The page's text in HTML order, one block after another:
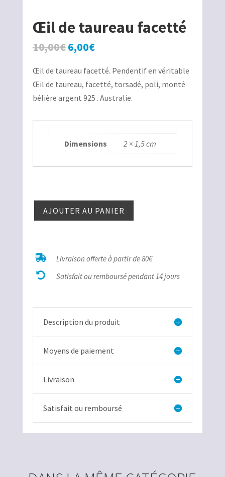
Œil de taureau facetté
10,00€Le
initial
était :
10,00€.
6,00€Le
actuel
est :
6,00€.
Œil de taureau facetté. Pendentif en véritable
Œil de taureau, facetté, torsadé, poli, monté
bélière argent 925 . Australie.
Dimensions 2 × 1,5 cm
quantité
facetté
AJOUTER AU PANIER
 Livraison offerte à partir de 80€
 Satisfait ou remboursé pendant 14 jours
Description du produit
Moyens de paiement
Livraison
Satisfait ou remboursé